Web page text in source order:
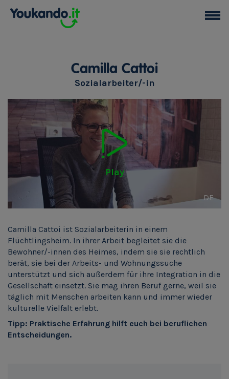
Camilla Cattoi
Sozialarbeiter/-in
Play
DE
Camilla Cattoi ist Sozialarbeiterin in einem
Flüchtlingsheim. In ihrer Arbeit begleitet sie die
Bewohner/-innen des Heimes, indem sie sie rechtlich
berät, sie bei der Arbeits- und Wohnungssuche
unterstützt und sich außerdem für ihre Integration in die
Gesellschaft einsetzt. Sie mag ihren Beruf gerne, weil sie
täglich mit Menschen arbeiten kann und immer wieder
kulturelle Vielfalt erlebt.
Tipp: Praktische Erfahrung hilft euch bei beruflichen
Entscheidungen.